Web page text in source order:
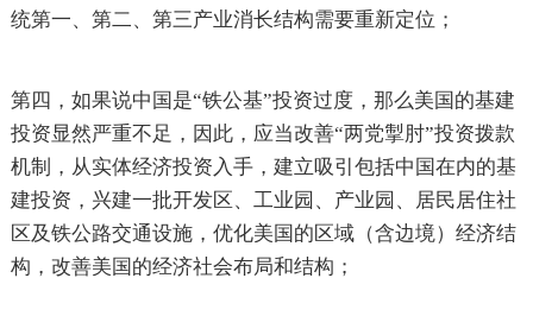
统第一、第二、第三产业消长结构需要重新定位；
第四，如果说中国是“铁公基”投资过度，那么美国的基建
投资显然严重不足，因此，应当改善“两党掣肘”投资拨款
机制，从实体经济投资入手，建立吸引包括中国在内的基
建投资，兴建一批开发区、工业园、产业园、居民居住社
区及铁公路交通设施，优化美国的区域（含边境）经济结
构，改善美国的经济社会布局和结构；